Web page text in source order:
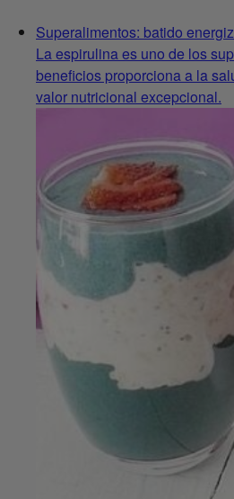
Superalimentos: batido
La espirulina es uno de los
beneficios proporciona a la
valor nutricional excepcional.